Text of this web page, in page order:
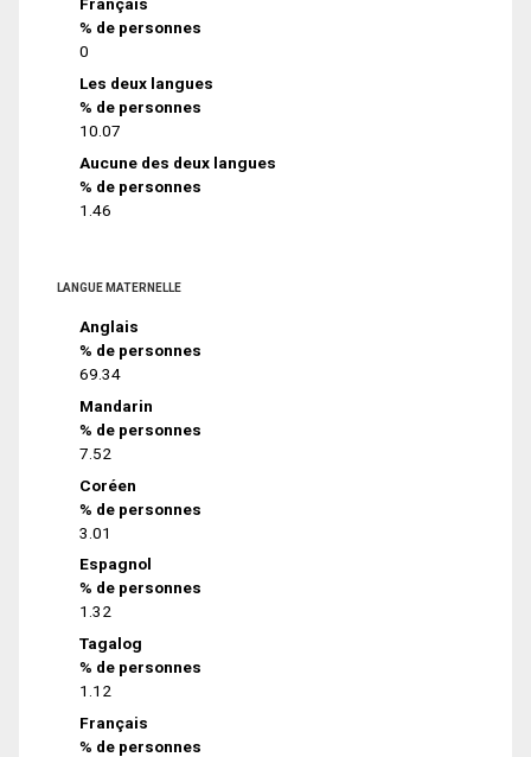
Français
% de personnes
0
Les deux langues
% de personnes
10.07
Aucune des deux langues
% de personnes
1.46
LANGUE MATERNELLE
Anglais
% de personnes
69.34
Mandarin
% de personnes
7.52
Coréen
% de personnes
3.01
Espagnol
% de personnes
1.32
Tagalog
% de personnes
1.12
Français
% de personnes